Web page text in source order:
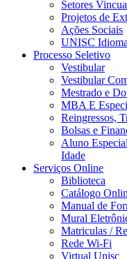
Setores
Projetos de
Ações Sociais
UNISC
Processo Seletivo
Vestibular
Vestibular
Mestrado e
MBA E
Reingressos,
Bolsas e
Aluno
Idade
Serviços Online
Biblioteca
Catálogo
Manual de
Mural
Matriculas /
Rede Wi-Fi
Virtual Unisc